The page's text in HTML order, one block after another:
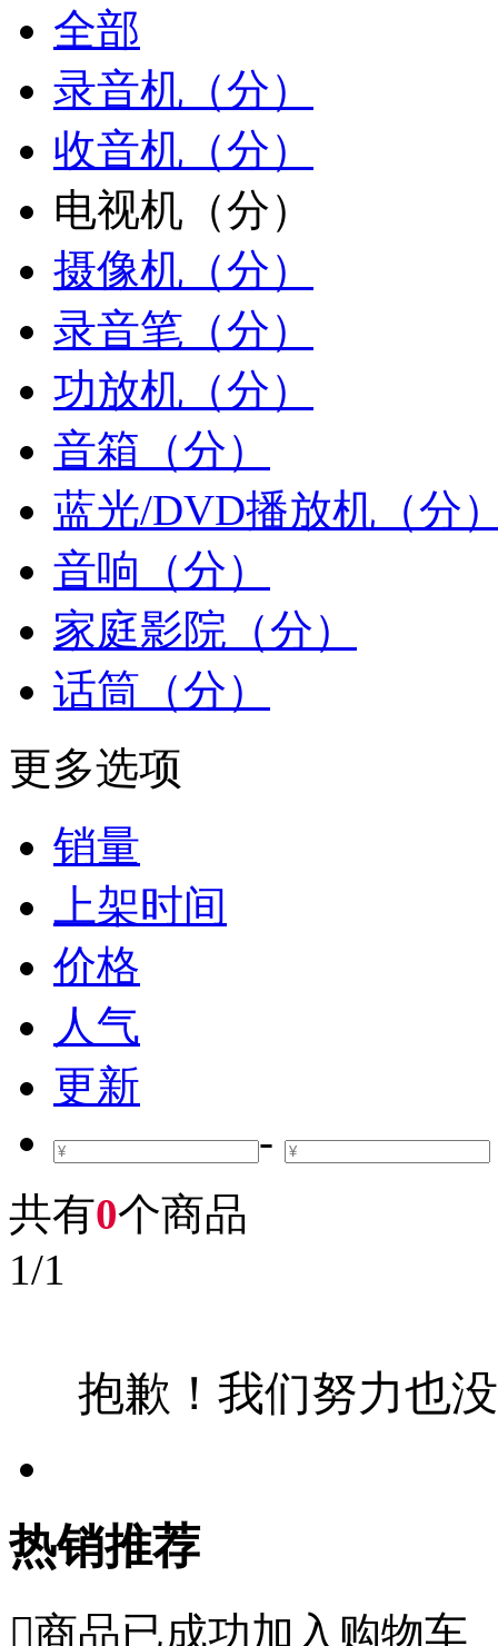
全部
录音机（分）
收音机（分）
电视机（分）
摄像机（分）
录音笔（分）
功放机（分）
音箱（分）
蓝光/DVD播放机（分
音响（分）
家庭影院（分）
话筒（分）
更多选项
销量
上架时间
价格
人气
更新
-
共有0个商品
1/1
抱歉！我们努力也
热销推荐
商品已成功加入购物车